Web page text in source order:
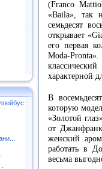
(Franco
«Baila», так
семьдесят
открывает
его первая
Moda-
характерной
В
которую
«Золотой
от
женский
работать в
весьма